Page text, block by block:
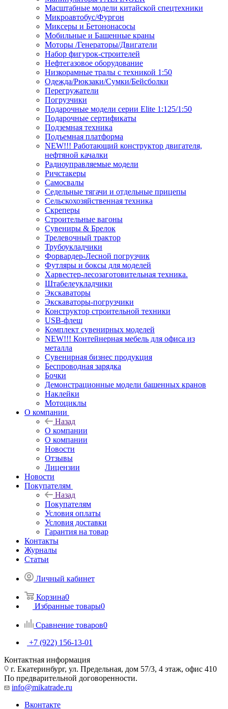
Масштабные модели китайской спецтехники
Микроавтобус/Фургон
Миксеры и Бетононасосы
Мобильные и Башенные краны
Моторы /Генераторы/Двигатели
Набор фигурок-строителей
Нефтегазовое оборудование
Низкорамные тралы с техникой 1:50
Одежда/Рюкзаки/Сумки/Бейсболки
Перегружатели
Погрузчики
Подарочные модели серии Elite 1:125/1:50
Подарочные сертификаты
Подземная техника
Подъемная платформа
NEW!!! Работающий конструктор двигателя,
нефтяной качалки
Радиоуправляемые модели
Ричстакеры
Самосвалы
Седельные тягачи и отдельные прицепы
Сельскохозяйственная техника
Скреперы
Строительные вагоны
Сувениры & Брелок
Трелевочный трактор
Трубоукладчики
Форвардер-Лесной погрузчик
Футляры и боксы для моделей
Харвестер-лесозаготовительная техника.
Штабелеукладчики
Экскаваторы
Экскаваторы-погрузчики
Конструктор строительной техники
USB-флеш
Комплект сувенирных моделей
NEW!!! Контейнерная мебель для офиса из
металла
Сувенирная бизнес продукция
Беспроводная зарядка
Бочки
Демонстрационные модели башенных кранов
Наклейки
Мотоциклы
О компании
Назад
О компании
О компании
Новости
Отзывы
Лицензии
Новости
Покупателям
Назад
Покупателям
Условия оплаты
Условия доставки
Гарантия на товар
Контакты
Журналы
Статьи
Личный кабинет
Корзина0
Избранные товары0
Сравнение товаров0
+7 (922) 156-13-01
Контактная информация
г. Екатеринбург, ул. Предельная, дом 57/3, 4 этаж, офис 410
По предварительной договоренности.
info@mikatrade.ru
Вконтакте